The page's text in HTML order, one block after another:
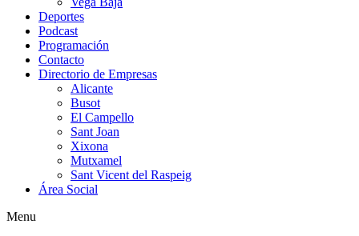
Deportes
Podcast
Programación
Contacto
Directorio de Empresas
Alicante
Busot
El Campello
Sant Joan
Xixona
Mutxamel
Sant Vicent del Raspeig
Área Social
Menu